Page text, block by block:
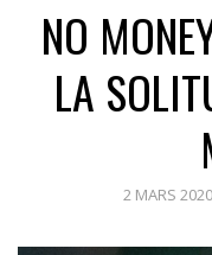
NO
LA
2 MARS 2020